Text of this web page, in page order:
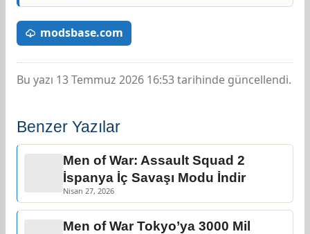
modsbase.com
Bu yazı 13 Temmuz 2026 16:53 tarihinde güncellendi.
Benzer Yazılar
Men of War: Assault Squad 2
İspanya İç Savaşı Modu İndir
Nisan 27, 2026
Men of War Tokyo’ya 3000 Mil